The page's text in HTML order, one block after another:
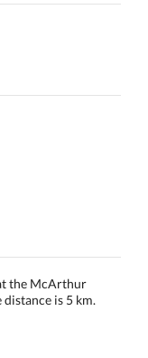
the McArthur
is 5 km.